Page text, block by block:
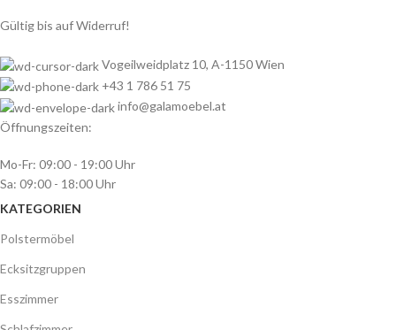
Gültig bis auf Widerruf!
Vogeilweidplatz 10, A-1150 Wien
+43 1 786 51 75
info@galamoebel.at
Öffnungszeiten:
Mo-Fr: 09:00 - 19:00 Uhr
Sa: 09:00 - 18:00 Uhr
KATEGORIEN
Polstermöbel
Ecksitzgruppen
Esszimmer